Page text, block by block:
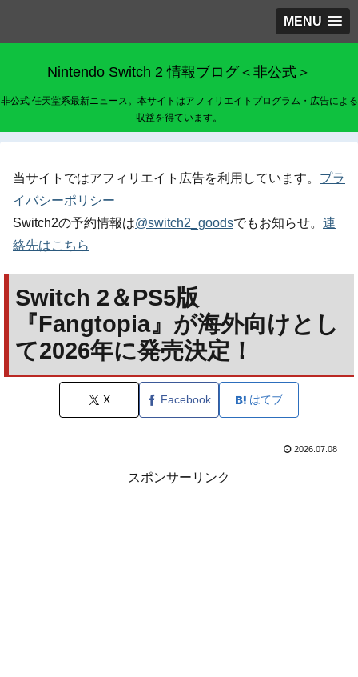
MENU
Nintendo Switch 2 情報ブログ＜非公式＞
非公式 任天堂系最新ニュース。本サイトはアフィリエイトプログラム・広告による
収益を得ています。
当サイトではアフィリエイト広告を利用しています。 プラ
イバシーポリシー
Switch2の予約情報は@switch2_goodsでもお知らせ。 連
絡先はこちら
Switch 2＆PS5版
『Fangtopia』が海外向けとし
て2026年に発売決定！
X Facebook はてブ
2026.07.08
スポンサーリンク